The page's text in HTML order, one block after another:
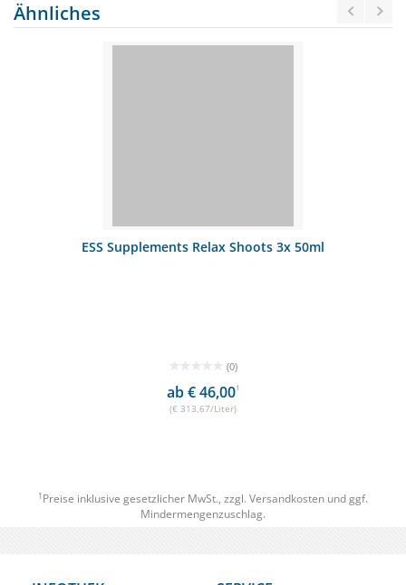
Ähnliches
ESS Supplements Relax Shoots 3x 50ml
(0)
ab € 46,001
(€ 313,67/Liter)
1 Preise inklusive gesetzlicher MwSt., zzgl. Versandkosten und ggf.
Mindermengenzuschlag.